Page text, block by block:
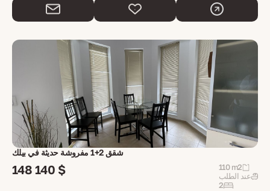
شقق 2+1 مفروشة حديثة في بيلك
148 140 $
110 m2
عند الطلب
2